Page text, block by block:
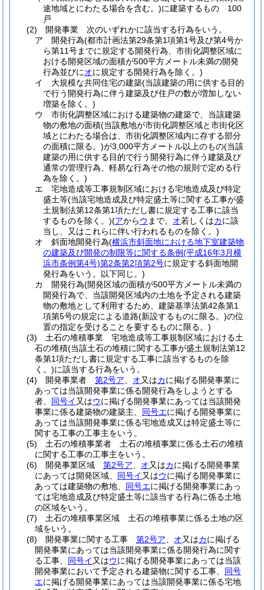
途地域とにわたる場合を含む。)に建築するもの 100
戸
(2)
開発事業 次のいずれかに該当する行為をいう。
ア
開発行為(都市計画法第29条第1項第1号及び第4号か
ら第11号までに規定する開発行為、市街化調整区域に
おける開発区域の面積が500平方メートル未満の開発
行為並びにオに規定する開発行為を除く。)
イ
大規模な共同住宅の建築(当該建築の用に供する目的
で行う開発行為に伴う建築及び住戸の数が増加しない
増築を除く。)
ウ
市街化調整区域における建築物の建築で、当該建築
物の敷地の面積(当該敷地が市街化調整区域と市街化区
域とにわたる場合は、市街化調整区域内に存する部分
の面積に限る。)が3,000平方メートル以上のもの(当該
建築の用に供する目的で行う開発行為に伴う建築及び
通常の管理行為、軽易な行為その他の規則で定める行
為を除く。)
エ
宅地造成等工事規制区域における宅地造成及び特定
盛土等(当該宅地造成及び特定盛土等に関する工事が盛
土規制法第12条第1項ただし書に規定する工事に該当
するものを除く。)(アからウ まで、 オ若しくはカに該
当し、又はこれらに伴い行われるものを除く。)
オ
斜面地開発行為(横浜市斜面地における地下室建築物
の建築及び開発の制限等に関する条例(平成16年3月横
浜市条例第4号)第2条第2項第2号に規定する斜面地開
発行為をいう。以下同じ。)
カ
開発行為(開発区域の面積が500平方メートル未満の
開発行為で、当該開発区域内の土地を予定される建築
物の敷地として利用するため、建築基準法第42条第1
項第5号の規定による道路(新設するものに限る。)の位
置の指定を受けることを要するものに限る。)
(3)
土石の堆積事業 宅地造成等工事規制区域における土
石の堆積(当該土石の堆積に関する工事が盛土規制法第12
条第1項ただし書に規定する工事に該当するものを除
く。)に該当する行為をいう。
(4)
開発事業者 第2号ア オ又はカに掲げる開発事業に
あっては当該開発事業に係る開発行為をしようとする
者、 同号イ 又はウに掲げる開発事業にあっては当該開発
事業に係る建築物の建築主、 同号エに掲げる開発事業に
あっては当該開発事業に係る宅地造成又は特定盛土等に
関する工事の工事主をいう。
(5)
土石の堆積事業者 土石の堆積事業に係る土石の堆積
に関する工事の工事主をいう。
(6)
開発事業区域 第2号ア オ又はカに掲げる開発事業
にあっては開発区域、 同号イ 又はウに掲げる開発事業に
あっては建築物の敷地、 同号エに掲げる開発事業にあっ
ては宅地造成及び特定盛土等に該当する行為に係る土地
の区域をいう。
(7)
土石の堆積事業区域 土石の堆積事業に係る土地の区
域をいう。
(8)
開発事業に関する工事 第2号ア オ又はカに掲げる
開発事業にあっては当該開発事業に係る開発行為に関す
る工事、 同号イ 又はウに掲げる開発事業にあっては当該
開発事業において予定される建築物に関する工事、 同号
エに掲げる開発事業にあっては当該開発事業に係る宅地